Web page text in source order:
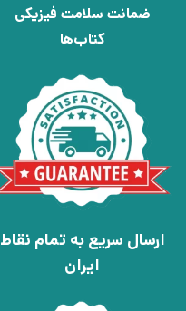
ضمانت سلامت فیزیکی
کتاب‌ها
ارسال سریع به تمام نقاط
ایران